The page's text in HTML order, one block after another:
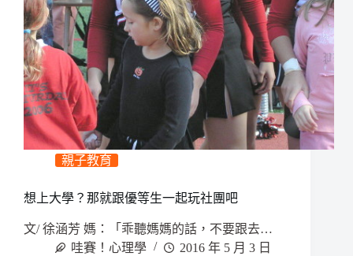
親子教育
想上大學？那就跟優等生一起玩社團吧
文/ 徐涵芳 媽：「乖聽媽媽的話，不要跟去…
哇賽！心理學
2016 年 5 月 3 日